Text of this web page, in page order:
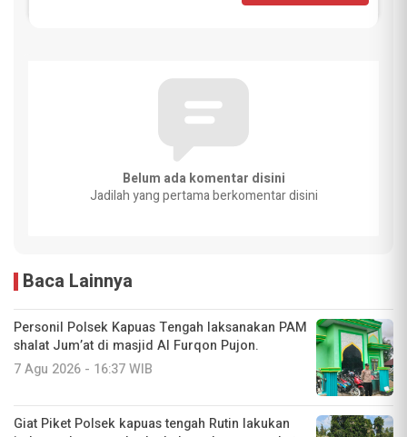
Belum ada komentar disini
Jadilah yang pertama berkomentar disini
Baca Lainnya
Personil Polsek Kapuas Tengah laksanakan PAM
shalat Jum’at di masjid Al Furqon Pujon.
7 Agu 2026 - 16:37 WIB
Giat Piket Polsek kapuas tengah Rutin lakukan